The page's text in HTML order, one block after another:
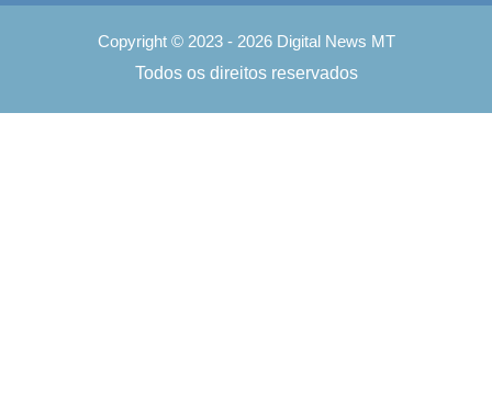
Copyright © 2023 - 2026 Digital News MT
Todos os direitos reservados